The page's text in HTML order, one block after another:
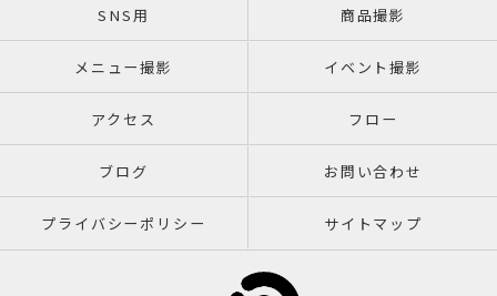
SNS用 商品撮影
メニュー撮影 イベント撮影
アクセス フロー
ブログ お問い合わせ
プライバシーポリシー サイトマップ